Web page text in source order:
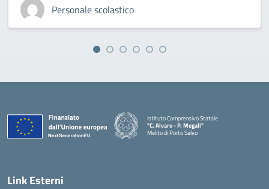
Personale scolastico
Istituto Comprensivo Statale
"C. Alvaro - P. Megali"
Melito di Porto Salvo
Link Esterni